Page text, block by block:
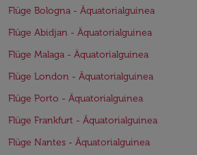
Flüge Bologna - Äquatorialguinea
Flüge Abidjan - Äquatorialguinea
Flüge Malaga - Äquatorialguinea
Flüge London - Äquatorialguinea
Flüge Porto - Äquatorialguinea
Flüge Frankfurt - Äquatorialguinea
Flüge Nantes - Äquatorialguinea